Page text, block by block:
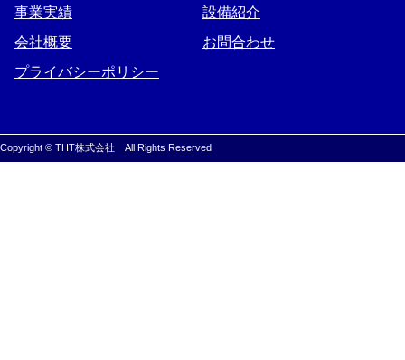
事業実績
設備紹介
会社概要
お問合わせ
プライバシーポリシー
Copyright © THT株式会社 All Rights Reserved